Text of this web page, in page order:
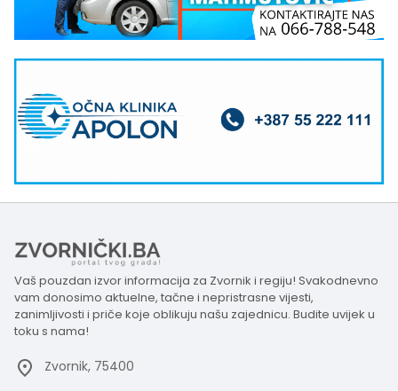
Vaš pouzdan izvor informacija za Zvornik i regiju! Svakodnevno
vam donosimo aktuelne, tačne i nepristrasne vijesti,
zanimljivosti i priče koje oblikuju našu zajednicu. Budite uvijek u
toku s nama!
Zvornik, 75400